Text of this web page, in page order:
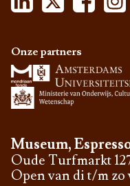
Museum,
Oude Turfmarkt
Open van di t/m zo
Onze partners